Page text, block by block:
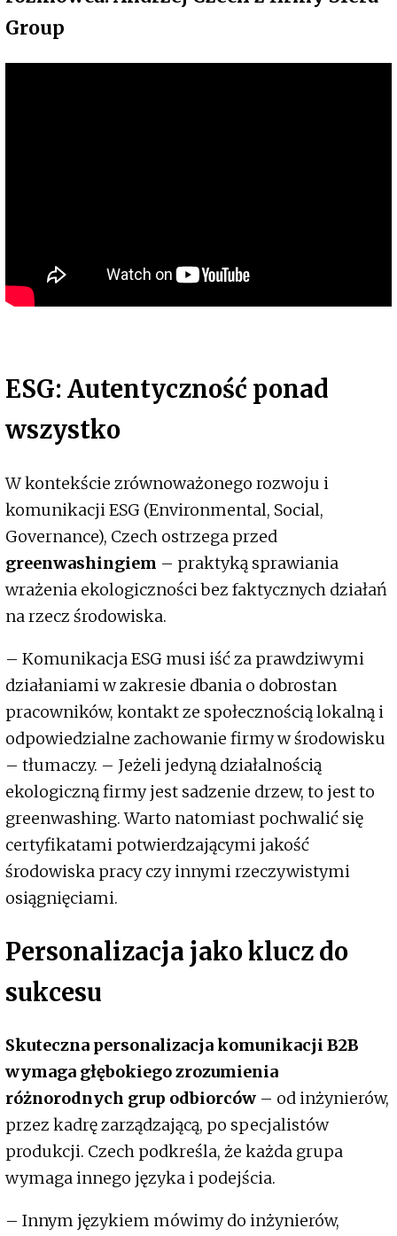
Group
ESG: Autentyczność ponad
wszystko
W kontekście zrównoważonego rozwoju i
komunikacji ESG (Environmental, Social,
Governance), Czech ostrzega przed
greenwashingiem – praktyką sprawiania
wrażenia ekologiczności bez faktycznych działań
na rzecz środowiska.
– Komunikacja ESG musi iść za prawdziwymi
działaniami w zakresie dbania o dobrostan
pracowników, kontakt ze społecznością lokalną i
odpowiedzialne zachowanie firmy w środowisku
– tłumaczy. – Jeżeli jedyną działalnością
ekologiczną firmy jest sadzenie drzew, to jest to
greenwashing. Warto natomiast pochwalić się
certyfikatami potwierdzającymi jakość
środowiska pracy czy innymi rzeczywistymi
osiągnięciami.
Personalizacja jako klucz do
sukcesu
Skuteczna personalizacja komunikacji B2B
wymaga głębokiego zrozumienia
różnorodnych grup odbiorców – od inżynierów,
przez kadrę zarządzającą, po specjalistów
produkcji. Czech podkreśla, że każda grupa
wymaga innego języka i podejścia.
– Innym językiem mówimy do inżynierów,